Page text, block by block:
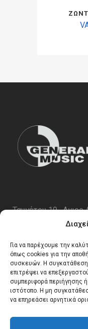
Για να παρέχουμε την
όπως cookies για την
συσκευών. Η συγκατάθεση
επιτρέψει να
συμπεριφορά περιήγησης
ιστότοπο. Η μη
να επηρεάσει αρνητικά
Ταυγέτου 19 , Αγιος
email:
Ωρες Λειτουργίας:
Δευτέρα –